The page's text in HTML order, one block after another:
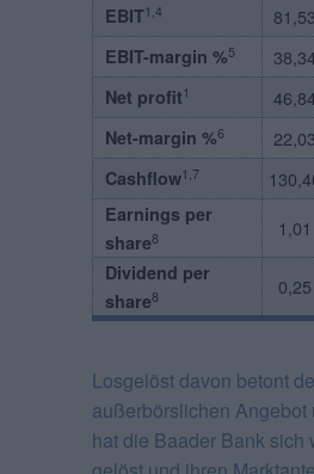
EBIT1,4 81,53
EBIT-margin %5
Net profit 1
Net-margin %6 22,03
Cashflow1,7
Earnings per
share8 1,01
Dividend per
share8 0,25
Losgelöst davon betont
außerbörslichen
hat die Baader Bank